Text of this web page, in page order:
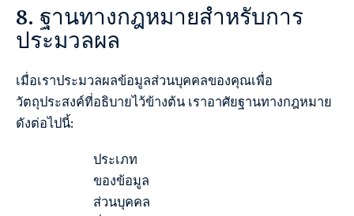
8. ฐานทางกฎหมายสำหรับการ
ประมวลผล
เมื่อเราประมวลผลข้อมูลส่วนบุคคลของคุณเพื่อ
วัตถุประสงค์ที่อธิบายไว้ข้างต้น เราอาศัยฐานทางกฎหมาย
ดังต่อไปนี้:
ประเภท
ของข้อมูล
ส่วนบุคคล